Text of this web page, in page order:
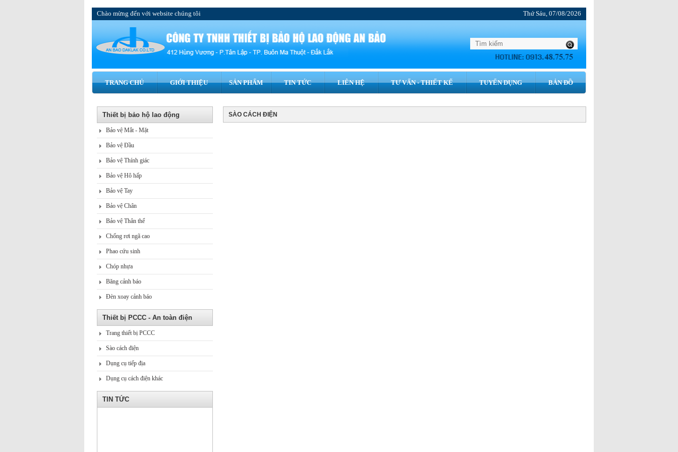
Chào mừng đến với website chúng tôi Thứ Sáu, 07/08/2026
TRANG CHỦ GIỚI THIỆU SẢN PHẨM TIN TỨC LIÊN HỆ TƯ VẤN - THIẾT KẾ TUYỂN DỤNG BẢN ĐỒ
Thiết bị bảo hộ lao động
Bảo vệ Mắt - Mặt
Bảo vệ Đầu
Bảo vệ Thính giác
Bảo vệ Hô hấp
Bảo vệ Tay
Bảo vệ Chân
Bảo vệ Thân thể
Chống rơi ngã cao
Phao cứu sinh
Chóp nhựa
Băng cảnh báo
Đèn xoay cảnh báo
Thiết bị PCCC - An toàn điện
Trang thiết bị PCCC
Sào cách điện
Dụng cụ tiếp địa
Dụng cụ cách điện khác
TIN TỨC
SÀO CÁCH ĐIỆN